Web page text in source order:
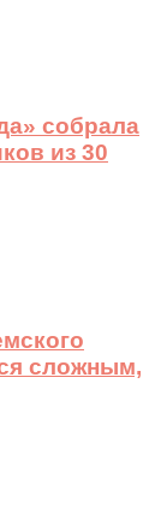
собрала
из 30
сложным,